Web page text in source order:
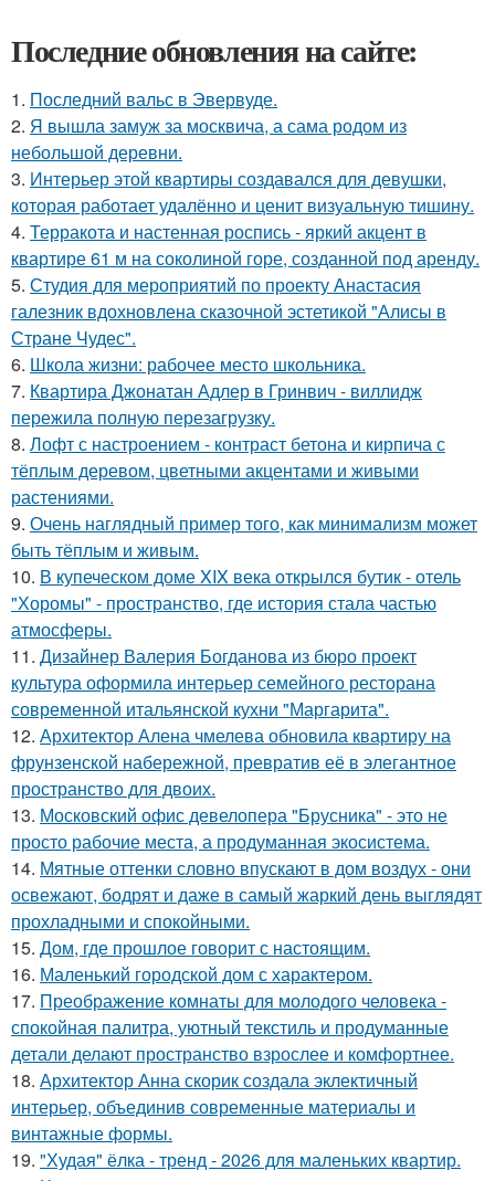
Последние обновления на сайте:
1. Последний вальс в Эвервуде.
2. Я вышла замуж за москвича, а сама родом из
небольшой деревни.
3. Интерьер этой квартиры создавался для девушки,
которая работает удалённо и ценит визуальную тишину.
4. Терракота и настенная роспись - яркий акцент в
квартире 61 м на соколиной горе, созданной под аренду.
5. Студия для мероприятий по проекту Анастасия
галезник вдохновлена сказочной эстетикой "Алисы в
Стране Чудес".
6. Школа жизни: рабочее место школьника.
7. Квартира Джонатан Адлер в Гринвич - виллидж
пережила полную перезагрузку.
8. Лофт с настроением - контраст бетона и кирпича с
тёплым деревом, цветными акцентами и живыми
растениями.
9. Очень наглядный пример того, как минимализм может
быть тёплым и живым.
10. В купеческом доме XIX века открылся бутик - отель
"Хоромы" - пространство, где история стала частью
атмосферы.
11. Дизайнер Валерия Богданова из бюро проект
культура оформила интерьер семейного ресторана
современной итальянской кухни "Маргарита".
12. Архитектор Алена чмелева обновила квартиру на
фрунзенской набережной, превратив её в элегантное
пространство для двоих.
13. Московский офис девелопера "Брусника" - это не
просто рабочие места, а продуманная экосистема.
14. Мятные оттенки словно впускают в дом воздух - они
освежают, бодрят и даже в самый жаркий день выглядят
прохладными и спокойными.
15. Дом, где прошлое говорит с настоящим.
16. Маленький городской дом с характером.
17. Преображение комнаты для молодого человека -
спокойная палитра, уютный текстиль и продуманные
детали делают пространство взрослее и комфортнее.
18. Архитектор Анна скорик создала эклектичный
интерьер, объединив современные материалы и
винтажные формы.
19. "Худая" ёлка - тренд - 2026 для маленьких квартир.